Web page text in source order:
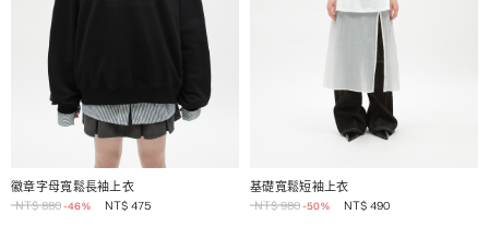
徽章字母寬鬆長袖上衣
NT$ 880-46% NT$ 475
基礎寬鬆短袖上衣
NT$ 980-50% NT$ 490